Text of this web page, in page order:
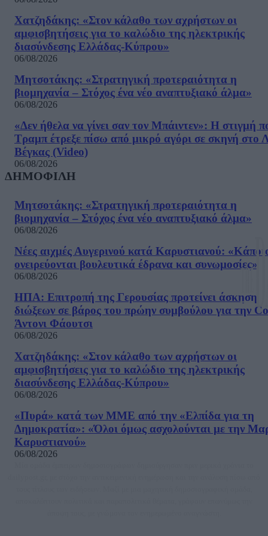
Χατζηδάκης: «Στον κάλαθο των αχρήστων οι
αμφισβητήσεις για το καλώδιο της ηλεκτρικής
διασύνδεσης Ελλάδας-Κύπρου»
06/08/2026
Μητσοτάκης: «Στρατηγική προτεραιότητα η
βιομηχανία – Στόχος ένα νέο αναπτυξιακό άλμα»
06/08/2026
«Δεν ήθελα να γίνει σαν τον Μπάιντεν»: Η στιγμή
Τραμπ έτρεξε πίσω από μικρό αγόρι σε σκηνή στο
Βέγκας (Video)
06/08/2026
ΔΗΜΟΦΙΛΗ
Μητσοτάκης: «Στρατηγική προτεραιότητα η
βιομηχανία – Στόχος ένα νέο αναπτυξιακό άλμα»
06/08/2026
Νέες αιχμές Αυγερινού κατά Καρυστιανού:
ονειρεύονται βουλευτικά έδρανα και συνωμοσίες»
06/08/2026
ΗΠΑ: Επιτροπή της Γερουσίας προτείνει άσκηση
διώξεων σε βάρος του πρώην συμβούλου για την
Άντονι Φάουτσι
06/08/2026
Χατζηδάκης: «Στον κάλαθο των αχρήστων οι
αμφισβητήσεις για το καλώδιο της ηλεκτρικής
διασύνδεσης Ελλάδας-Κύπρου»
06/08/2026
«Πυρά» κατά των ΜΜΕ από την «Ελπίδα για τη
Δημοκρατία»: «Όλοι όμως ασχολούνται με την
Καρυστιανού»
06/08/2026